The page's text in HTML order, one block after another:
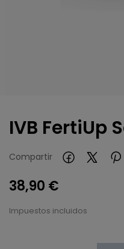
IVB FertiUp
Compartir
38,90 €
Impuestos incluidos